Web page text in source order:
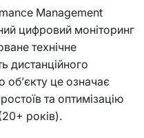
Management
цифровий моніторинг
технічне
дистанційного
це означає
та оптимізацію
років).